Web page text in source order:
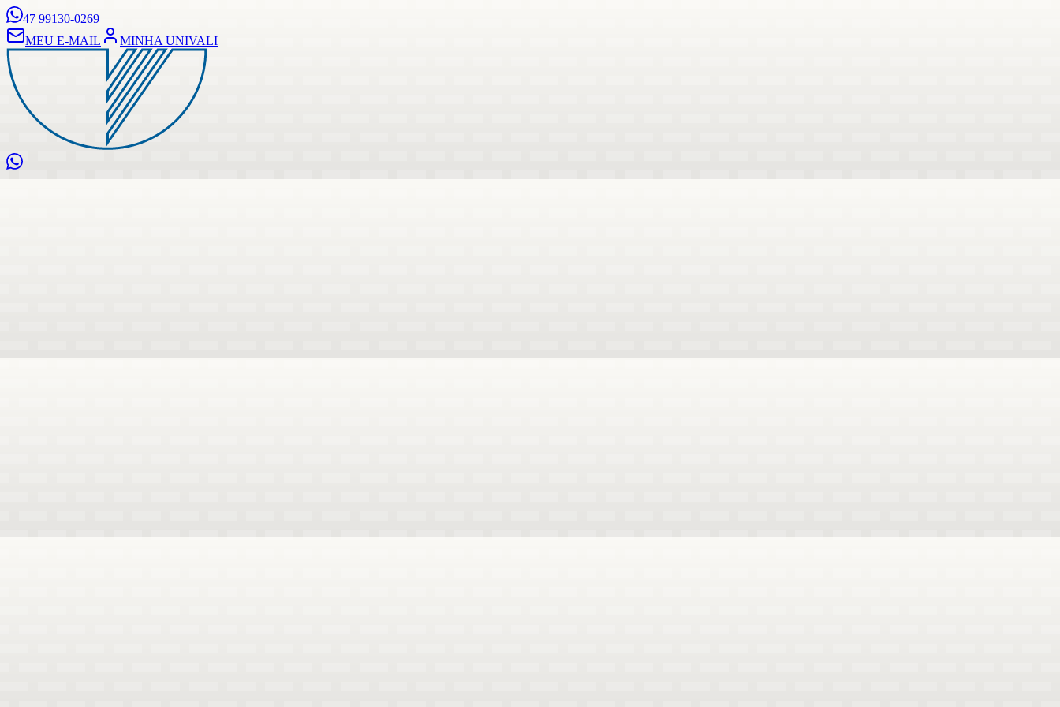
47 99130-0269
MEU E-MAIL
MINHA UNIVALI